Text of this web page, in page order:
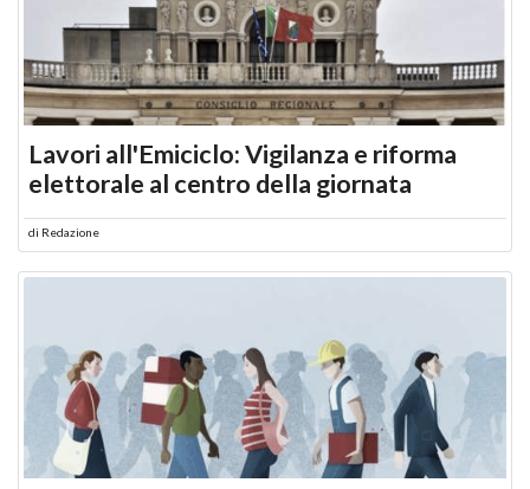
Lavori all'Emiciclo: Vigilanza e riforma
elettorale al centro della giornata
di Redazione